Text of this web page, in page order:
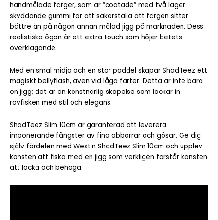
handmålade färger, som är ”coatade” med två lager
skyddande gummi för att säkerställa att färgen sitter
bättre än på någon annan målad jigg på marknaden. Dess
realistiska ögon är ett extra touch som höjer betets
överklagande.
Med en smal midja och en stor paddel skapar ShadTeez ett
magiskt bellyflash, även vid låga farter. Detta är inte bara
en jigg; det är en konstnärlig skapelse som lockar in
rovfisken med stil och elegans.
ShadTeez Slim 10cm är garanterad att leverera
imponerande fångster av fina abborrar och gösar. Ge dig
själv fördelen med Westin ShadTeez Slim 10cm och upplev
konsten att fiska med en jigg som verkligen förstår konsten
att locka och behaga.